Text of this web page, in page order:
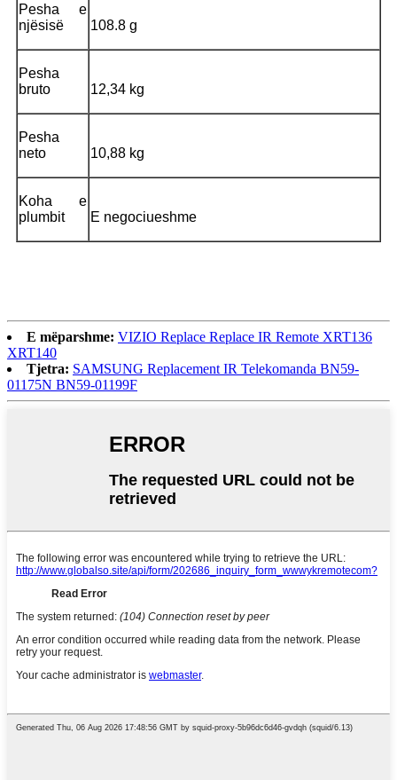
Pesha e
njësisë
108.8 g
Pesha
bruto
12,34 kg
Pesha
neto
10,88 kg
Koha e
plumbit
E negociueshme
E mëparshme: VIZIO Replace Replace IR Remote XRT136
XRT140
Tjetra: SAMSUNG Replacement IR Telekomanda BN59-
01175N BN59-01199F